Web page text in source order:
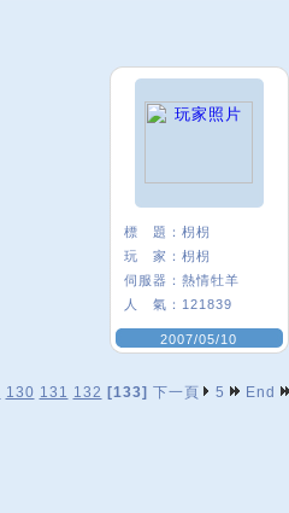
標 題： 枴枴
玩 家： 枴枴
伺服器： 熱情牡羊
人 氣： 121839
2007/05/10
130 131 132 [133] 下一頁 5 End